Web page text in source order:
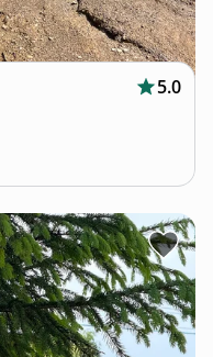
5.0